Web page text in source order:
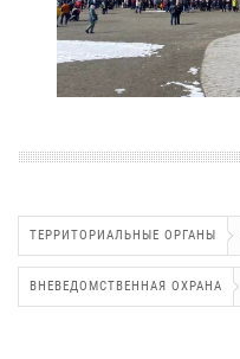
ТЕРРИТОРИАЛЬНЫЕ ОРГАНЫ
ВНЕВЕДОМСТВЕННАЯ ОХРАНА